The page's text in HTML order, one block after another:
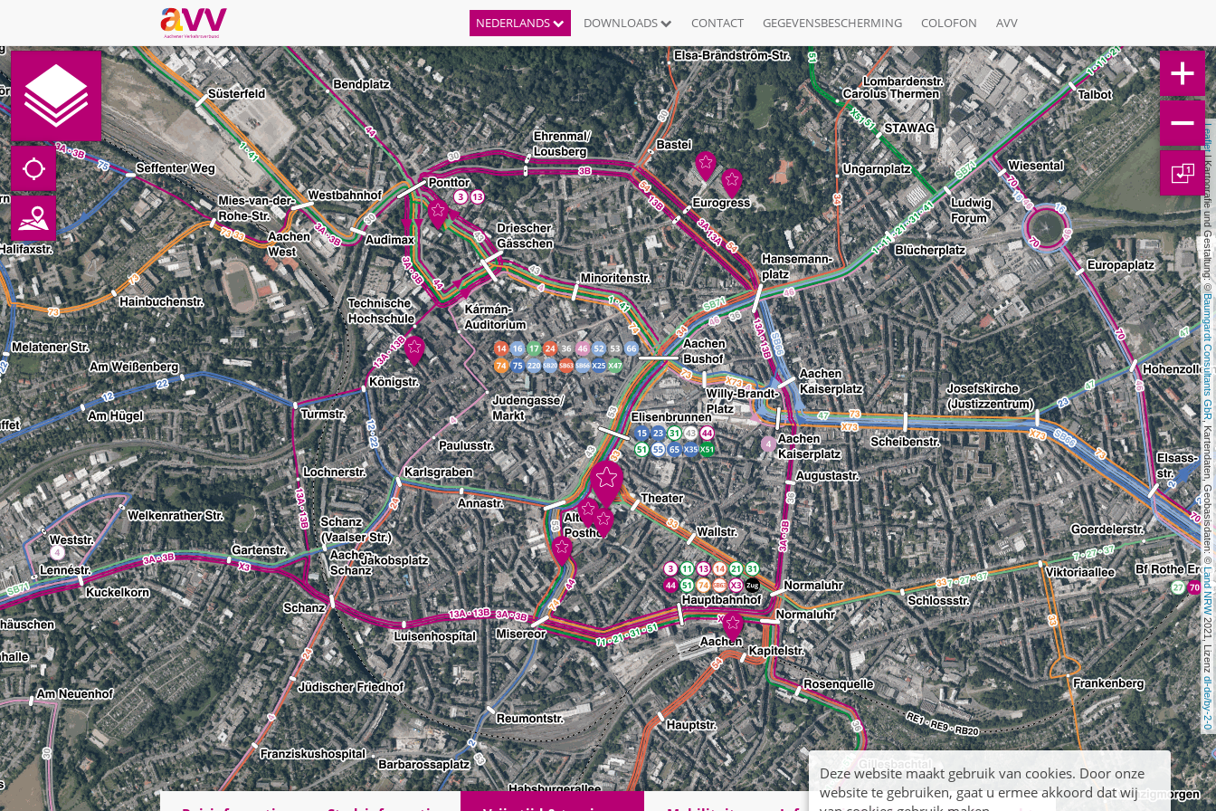
NEDERLANDS DOWNLOADS CONTACT GEGEVENSBESCHERMING COLOFON AVV
Leaflet
| Kartografie und Gestaltung: ©
Baumgardt Consultants GbR
, Kartendaten, Geobasisdaten: ©
Land NRW
2021, Lizenz
dl-de/by-2-0
1
Deze website maakt gebruik van cookies. Door onze
website te gebruiken, gaat u ermee akkoord dat wij